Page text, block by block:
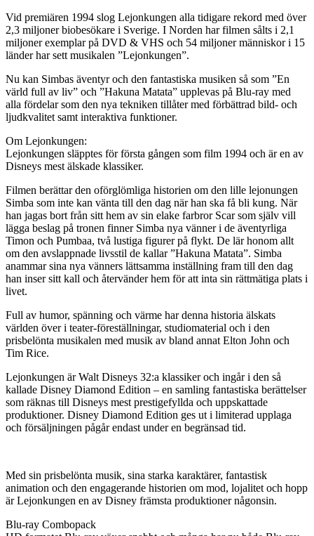
Vid premiären 1994 slog Lejonkungen alla tidigare rekord med över
2,3 miljoner biobesökare i Sverige. I Norden har filmen sålts i 2,1
miljoner exemplar på DVD & VHS och 54 miljoner människor i 15
länder har sett musikalen ”Lejonkungen”.
Nu kan Simbas äventyr och den fantastiska musiken så som ”En
värld full av liv” och ”Hakuna Matata” upplevas på Blu-ray med
alla fördelar som den nya tekniken tillåter med förbättrad bild- och
ljudkvalitet samt interaktiva funktioner.
Om Lejonkungen:
Lejonkungen släpptes för första gången som film 1994 och är en av
Disneys mest älskade klassiker.
Filmen berättar den oförglömliga historien om den lille lejonungen
Simba som inte kan vänta till den dag när han ska få bli kung. När
han jagas bort från sitt hem av sin elake farbror Scar som själv vill
lägga beslag på tronen finner Simba nya vänner i de äventyrliga
Timon och Pumbaa, två lustiga figurer på flykt. De lär honom allt
om den avslappnade livsstil de kallar ”Hakuna Matata”. Simba
anammar sina nya vänners lättsamma inställning fram till den dag
han inser sitt kall och återvänder hem för att inta sin rättmätiga plats i
livet.
Full av humor, spänning och värme har denna historia älskats
världen över i teater-föreställningar, studiomaterial och i den
prisbelönta musikalen med musik av bland annat Elton John och
Tim Rice.
Lejonkungen är Walt Disneys 32:a klassiker och ingår i den så
kallade Disney Diamond Edition – en samling fantastiska berättelser
som räknas till Disneys mest prestigefyllda och uppskattade
produktioner. Disney Diamond Edition ges ut i limiterad upplaga
och försäljningen pågår endast under en begränsad tid.
Med sin prisbelönta musik, sina starka karaktärer, fantastisk
animation och den engagerande historien om mod, lojalitet och hopp
är Lejonkungen en av Disney främsta produktioner någonsin.
Blu-ray Combopack